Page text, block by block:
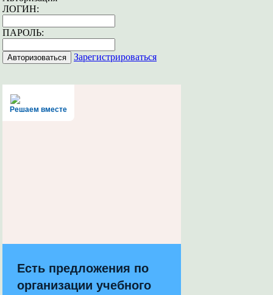
ЛОГИН:
ПАРОЛЬ:
Зарегистрироваться
Решаем вместе
Есть предложения по
организации учебного